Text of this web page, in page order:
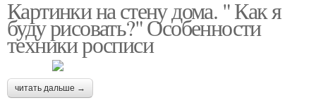
Картинки на стену дома. " Как я
буду рисовать?" Особенности
техники росписи
читать дальше →